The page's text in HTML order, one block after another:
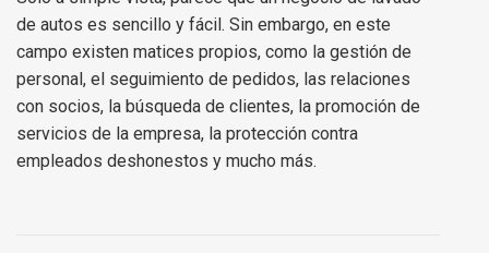
de autos es sencillo y fácil. Sin embargo, en este
campo existen matices propios, como la gestión de
personal, el seguimiento de pedidos, las relaciones
con socios, la búsqueda de clientes, la promoción de
servicios de la empresa, la protección contra
empleados deshonestos y mucho más.